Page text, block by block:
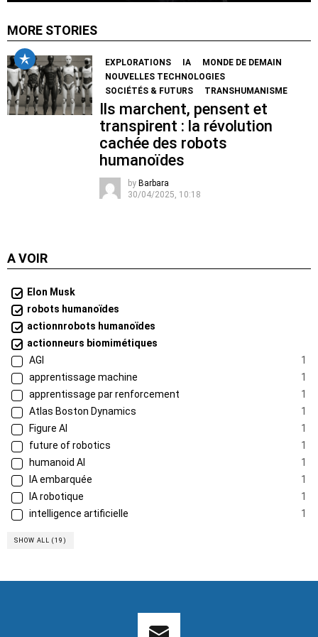
MORE STORIES
EXPLORATIONS IA
MONDE DE DEMAIN
NOUVELLES TECHNOLOGIES
SOCIÉTÉS & FUTURS
TRANSHUMANISME
Ils marchent, pensent et
transpirent : la révolution
cachée des robots
humanoïdes
by Barbara
30/04/2025, 10:18
A VOIR
Elon Musk
robots humanoïdes
actionnrobots humanoïdes
actionneurs biomimétiques
AGI
1
apprentissage machine
1
apprentissage par renforcement
1
Atlas Boston Dynamics
1
Figure AI
1
future of robotics
1
humanoid AI
1
IA embarquée
1
IA robotique
1
intelligence artificielle
1
SHOW ALL (19)